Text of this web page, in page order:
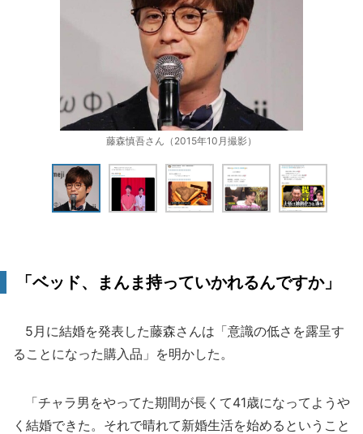
藤森慎吾さん（2015年10月撮影）
「ベッド、まんま持っていかれるんですか」
5月に結婚を発表した藤森さんは「意識の低さを露呈す
ることになった購入品」を明かした。
「チャラ男をやってた期間が長くて41歳になってようや
く結婚できた。それで晴れて新婚生活を始めるということ